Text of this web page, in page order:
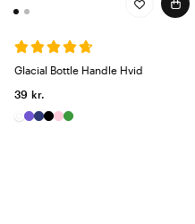
Glacial Bottle Handle Hvid
39 kr.